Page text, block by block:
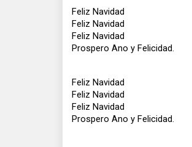
Feliz Navidad
Feliz Navidad
Feliz Navidad
Prospero Ano y Felicidad.
Feliz Navidad
Feliz Navidad
Feliz Navidad
Prospero Ano y Felicidad.